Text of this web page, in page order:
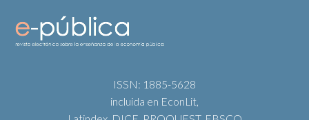
ISSN: 1885-5628
incluida en EconLit,